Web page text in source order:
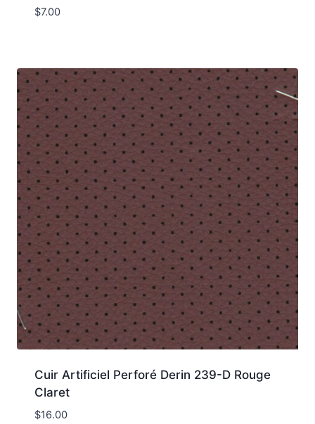
$7.00
Cuir Artificiel Perforé Derin 239-D Rouge
Claret
$16.00